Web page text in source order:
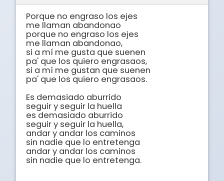
Porque no engraso los ejes
me llaman abandonao
porque no engraso los ejes
me llaman abandonao,
si a mí me gusta que suenen
pa' que los quiero engrasaos,
si a mí me gustan que suenen
pa' que los quiero engrasaos.
Es demasiado aburrido
seguir y seguir la huella
es demasiado aburrido
seguir y seguir la huella,
andar y andar los caminos
sin nadie que lo entretenga
andar y andar los caminos
sin nadie que lo entretenga.